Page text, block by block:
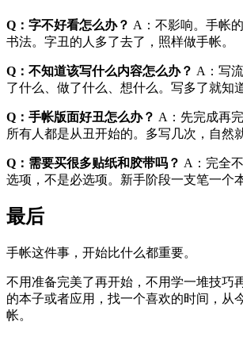
Q：字不好看怎么办？ A：不影响。手帐
书法。字丑的人多了去了，照样做手帐。
Q：不知道该写什么内容怎么办？ A：写
了什么、做了什么、想什么。写多了就知
Q：手帐版面好丑怎么办？ A：先完成再
所有人都是从丑开始的。多写几次，自然
Q：需要买很多贴纸和胶带吗？ A：完全
选项，不是必选项。新手阶段一支笔一个
最后
手帐这件事，开始比什么都重要。
不用准备完美了再开始，不用学一堆技巧
的本子或者应用，找一个喜欢的时间，从
帐。